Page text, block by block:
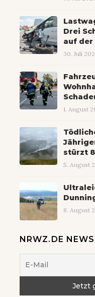
Drei
auf der
30. Juli
1. August
stürzt
5. August
8. August
NRWZ.DE